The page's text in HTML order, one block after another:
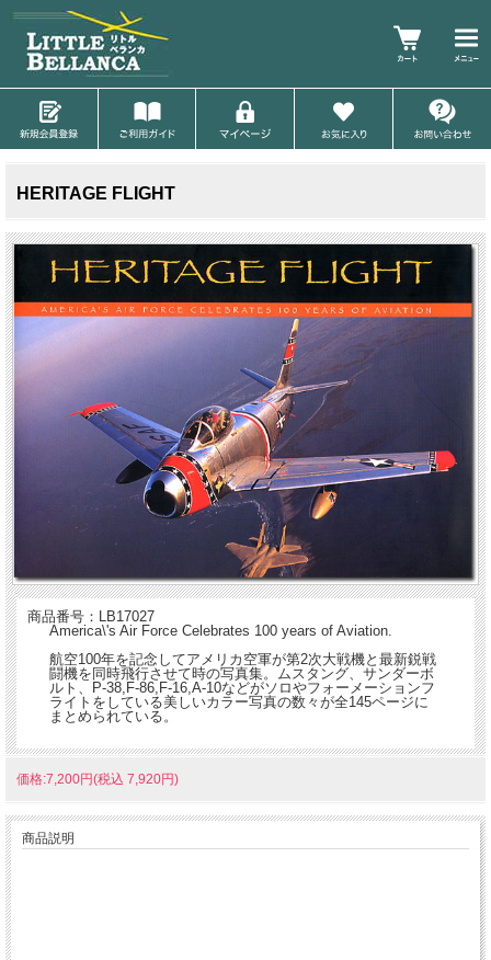
HERITAGE FLIGHT
商品番号：LB17027
America\'s Air Force Celebrates 100 years of Aviation.
航空100年を記念してアメリカ空軍が第2次大戦機と最新鋭戦
闘機を同時飛行させて時の写真集。ムスタング、サンダーボ
ルト、P-38,F-86,F-16,A-10などがソロやフォーメーションフ
ライトをしている美しいカラー写真の数々が全145ページに
まとめられている。
価格:7,200円(税込 7,920円)
商品説明